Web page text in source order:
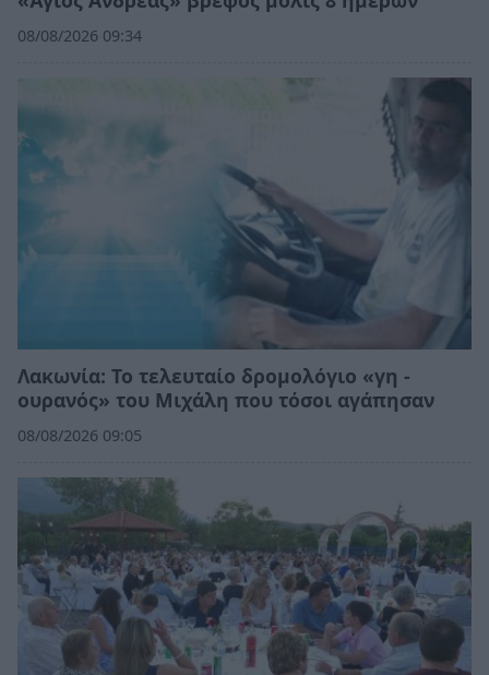
08/08/2026 09:34
Λακωνία: Το τελευταίο δρομολόγιο «γη -
ουρανός» του Μιχάλη που τόσοι αγάπησαν
08/08/2026 09:05